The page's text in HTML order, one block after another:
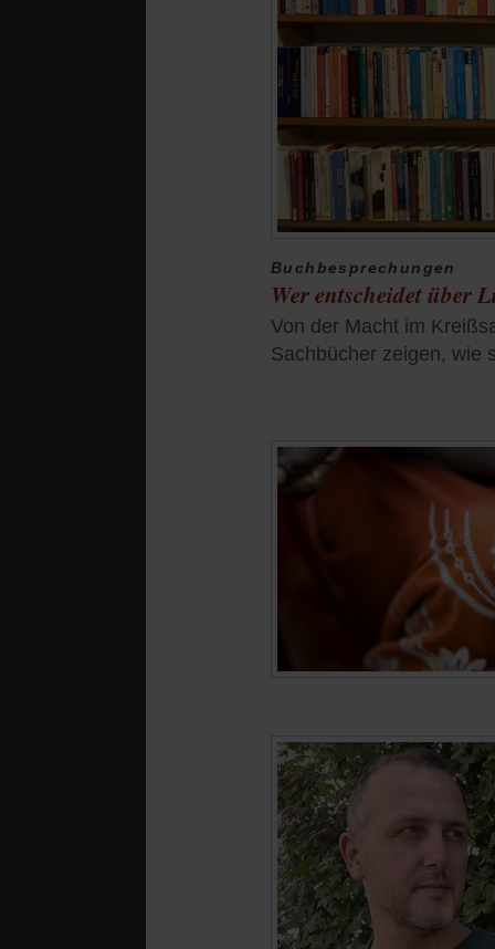
Buchbesprechungen
Wer entscheidet über
Von der Macht im
Sachbücher zeigen, wie